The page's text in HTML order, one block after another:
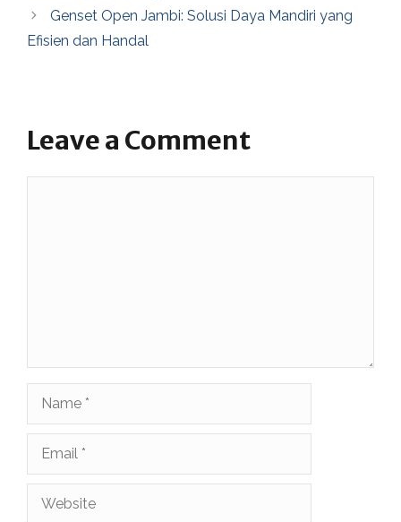
Genset Open Jambi: Solusi Daya Mandiri yang
Efisien dan Handal
Leave a Comment